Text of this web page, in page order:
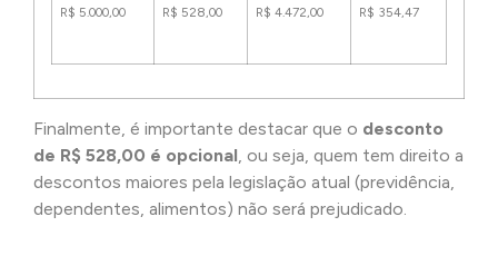
R$ 5.000,00 R$ 528,00 R$ 4.472,00 R$ 354,47
Finalmente, é importante destacar que o desconto
de R$ 528,00 é opcional, ou seja, quem tem direito a
descontos maiores pela legislação atual (previdência,
dependentes, alimentos) não será prejudicado.